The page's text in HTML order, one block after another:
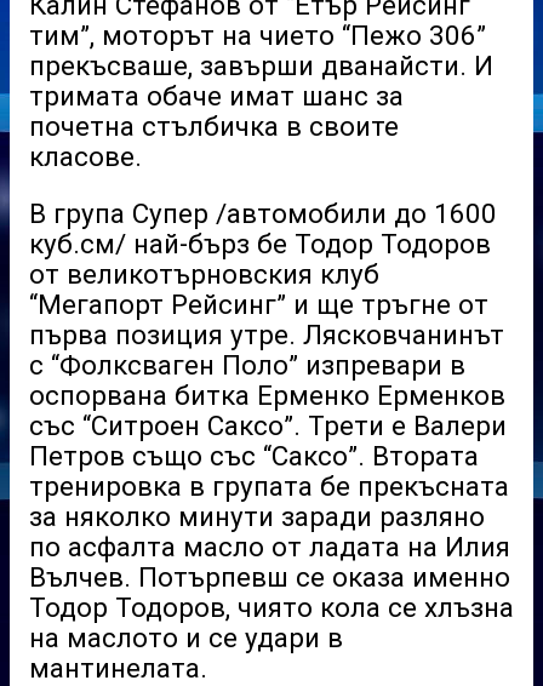
тим”, моторът на чието “Пежо 306”
прекъсваше, завърши дванайсти. И
тримата обаче имат шанс за
почетна стълбичка в своите
класове.
В група Супер /автомобили до 1600
куб.см/ най-бърз бе Тодор Тодоров
от великотърновския клуб
“Мегапорт Рейсинг” и ще тръгне от
първа позиция утре. Лясковчанинът
с “Фолксваген Поло” изпревари в
оспорвана битка Ерменко Ерменков
със “Ситроен Саксо”. Трети е Валери
Петров също със “Саксо”. Втората
тренировка в групата бе прекъсната
за няколко минути заради разляно
по асфалта масло от ладата на Илия
Вълчев. Потърпевш се оказа именно
Тодор Тодоров, чиято кола се хлъзна
на маслото и се удари в
мантинелата.